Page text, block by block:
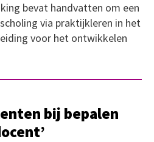
bevat handvatten om een
via praktijkleren in het
voor het ontwikkelen
bij bepalen